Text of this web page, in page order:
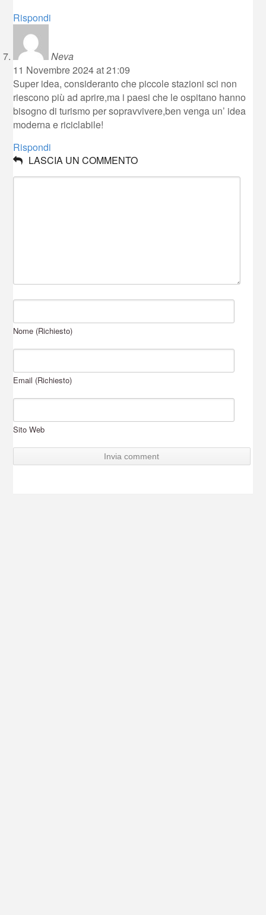
Rispondi
Neva
11 Novembre 2024 at 21:09
Super idea, consideranto che piccole stazioni sci non
riescono più ad aprire,ma i paesi che le ospitano hanno
bisogno di turismo per sopravvivere,ben venga un’ idea
moderna e riciclabile!
Rispondi
LASCIA UN COMMENTO
Nome (Richiesto)
Email (Richiesto)
Sito Web